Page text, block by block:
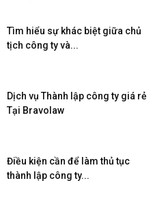
Tìm hiểu sự khác biệt giữa chủ
tịch công ty và...
Dịch vụ Thành lập công ty giá rẻ
Tại Bravolaw
Điều kiện cần để làm thủ tục
thành lập công ty...